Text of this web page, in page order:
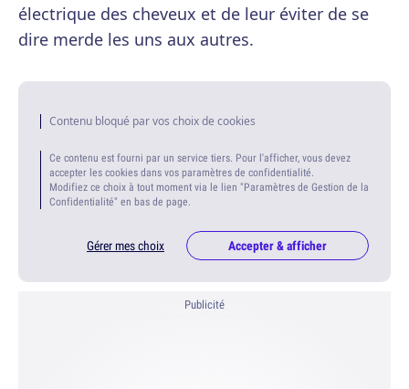
électrique des cheveux et de leur éviter de se
dire merde les uns aux autres.
Contenu bloqué par vos choix de cookies
Ce contenu est fourni par un service tiers. Pour l'afficher, vous devez
accepter les cookies dans vos paramètres de confidentialité.
Modifiez ce choix à tout moment via le lien "Paramètres de Gestion de la
Confidentialité" en bas de page.
Gérer mes choix Accepter & afficher
Publicité